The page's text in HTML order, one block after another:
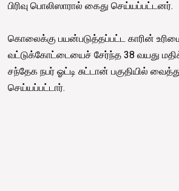
பிரிவு பொலிஸாரால் கைது செய்யப்பட்டனர்.
கொலைக்கு பயன்படுத்தப்பட்ட காரின்
வட்டுக்கோட்டையைச் சேர்ந்த 38 வயது
சந்தேக நபர் ஓட்டி சுட்டான் பகுதியில்
செய்யப்பட்டார்.